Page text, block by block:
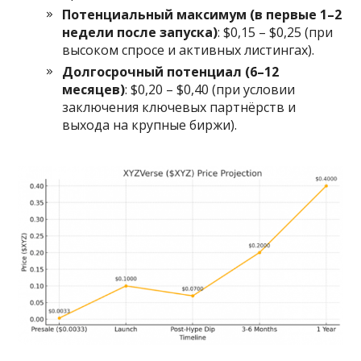
Потенциальный максимум (в первые 1–2
недели после запуска): $0,15 – $0,25 (при
высоком спросе и активных листингах).
Долгосрочный потенциал (6–12
месяцев): $0,20 – $0,40 (при условии
заключения ключевых партнёрств и
выхода на крупные биржи).